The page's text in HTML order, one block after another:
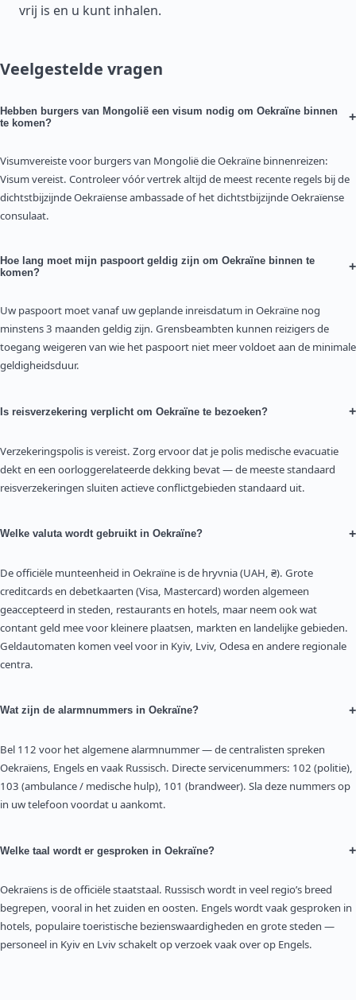
vrij is en u kunt inhalen.
Veelgestelde vragen
Hebben burgers van Mongolië een visum nodig om Oekraïne binnen
te komen?
+
Visumvereiste voor burgers van Mongolië die Oekraïne binnenreizen:
Visum vereist. Controleer vóór vertrek altijd de meest recente regels bij de
dichtstbijzijnde Oekraïense ambassade of het dichtstbijzijnde Oekraïense
consulaat.
Hoe lang moet mijn paspoort geldig zijn om Oekraïne binnen te
komen?
+
Uw paspoort moet vanaf uw geplande inreisdatum in Oekraïne nog
minstens 3 maanden geldig zijn. Grensbeambten kunnen reizigers de
toegang weigeren van wie het paspoort niet meer voldoet aan de minimale
geldigheidsduur.
Is reisverzekering verplicht om Oekraïne te bezoeken? +
Verzekeringspolis is vereist. Zorg ervoor dat je polis medische evacuatie
dekt en een oorloggerelateerde dekking bevat — de meeste standaard
reisverzekeringen sluiten actieve conflictgebieden standaard uit.
Welke valuta wordt gebruikt in Oekraïne? +
De officiële munteenheid in Oekraïne is de hryvnia (UAH, ₴). Grote
creditcards en debetkaarten (Visa, Mastercard) worden algemeen
geaccepteerd in steden, restaurants en hotels, maar neem ook wat
contant geld mee voor kleinere plaatsen, markten en landelijke gebieden.
Geldautomaten komen veel voor in Kyiv, Lviv, Odesa en andere regionale
centra.
Wat zijn de alarmnummers in Oekraïne? +
Bel 112 voor het algemene alarmnummer — de centralisten spreken
Oekraïens, Engels en vaak Russisch. Directe servicenummers: 102 (politie),
103 (ambulance / medische hulp), 101 (brandweer). Sla deze nummers op
in uw telefoon voordat u aankomt.
Welke taal wordt er gesproken in Oekraïne? +
Oekraïens is de officiële staatstaal. Russisch wordt in veel regio’s breed
begrepen, vooral in het zuiden en oosten. Engels wordt vaak gesproken in
hotels, populaire toeristische bezienswaardigheden en grote steden —
personeel in Kyiv en Lviv schakelt op verzoek vaak over op Engels.